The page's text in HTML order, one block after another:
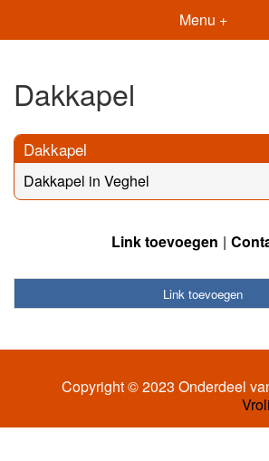
Menu +
Dakkapel
Dakkapel
Dakkapel in Veghel
Link toevoegen
Link toevoegen
Copyright © 2023 Onderdeel